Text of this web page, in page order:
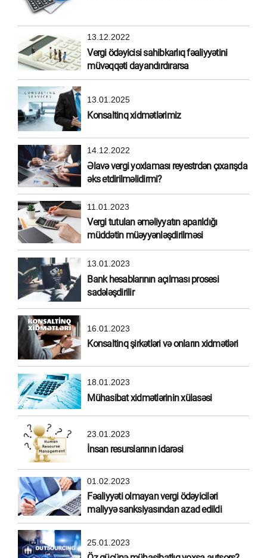
13.12.2022
Vergi ödəyicisi sahibkarlıq fəaliyyətini
müvəqqəti dayandırdırarsa
13.01.2025
Konsaltinq xidmətlərimiz
14.12.2022
Əlavə vergi yoxlaması reyestrdən çıxarışda
əks etdirilməlidirmi?
11.01.2023
Vergi tutulan əməliyyatın aparıldığı
müddətin müəyyənləşdirilməsi
13.01.2023
Bank hesablarının açılması prosesi
sadələşdirilir
16.01.2023
Konsaltinq şirkətləri və onların xidmətləri
18.01.2023
Mühasibat xidmətlərinin xülasəsi
23.01.2023
İnsan resurslarının idarəsi
01.02.2023
Fəaliyyəti olmayan vergi ödəyiciləri
maliyyə sanksiyasından azad edildi
25.01.2023